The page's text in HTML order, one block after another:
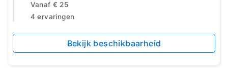
Vanaf € 25
4 ervaringen
Bekijk beschikbaarheid